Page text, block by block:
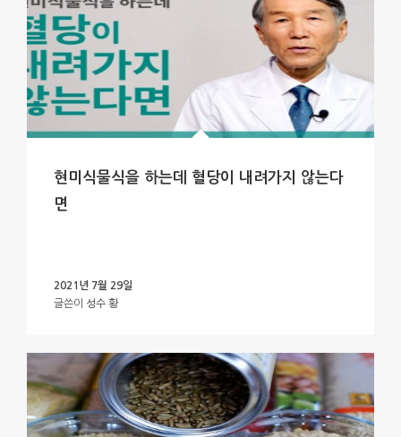
현미식물식을 하는데 혈당이 내려가지 않는다
면
2021년 7월 29일
글쓴이 성수 황